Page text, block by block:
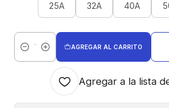
25A 32A 40A
Cantidad
AGREGAR AL CARRITO
Agregar a la lista